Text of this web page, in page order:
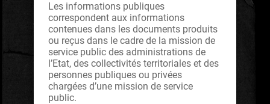
Les informations publiques
correspondent aux informations
contenues dans les documents produits
ou reçus dans le cadre de la mission de
service public des administrations de
l’Etat, des collectivités territoriales et des
personnes publiques ou privées
chargées d’une mission de service
public.